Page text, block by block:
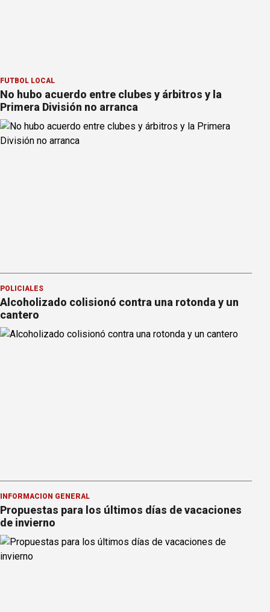
FÚTBOL LOCAL
No hubo acuerdo entre clubes y árbitros y la
Primera División no arranca
POLICIALES
Alcoholizado colisionó contra una rotonda y un
cantero
INFORMACION GENERAL
Propuestas para los últimos días de vacaciones
de invierno